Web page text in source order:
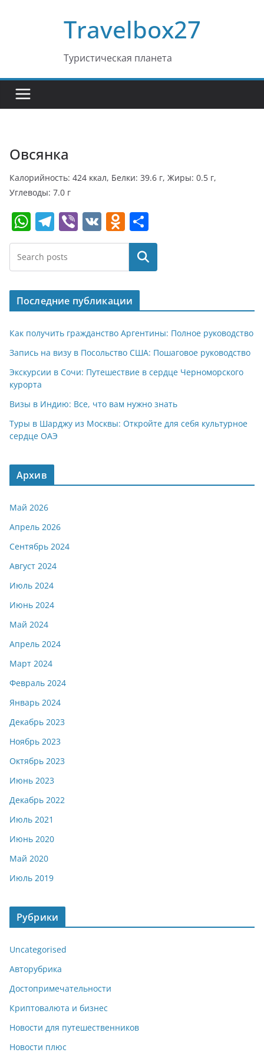
Travelbox27
Туристическая планета
Овсянка
Калорийность: 424 ккал, Белки: 39.6 г, Жиры: 0.5 г,
Углеводы: 7.0 г
W
h
at
s
A
p
p
T
el
e
gr
a
m
Vi
b
V
K
O
d
o
kl
a
ss
ni
ki
т
п
р
в
и
т
ь
Поиск
Последние публикации
Как получить гражданство Аргентины: Полное руководство
Запись на визу в Посольство США: Пошаговое руководство
Экскурсии в Сочи: Путешествие в сердце Черноморского
курорта
Визы в Индию: Все, что вам нужно знать
Туры в Шарджу из Москвы: Откройте для себя культурное
сердце ОАЭ
Архив
Май 2026
Апрель 2026
Сентябрь 2024
Август 2024
Июль 2024
Июнь 2024
Май 2024
Апрель 2024
Март 2024
Февраль 2024
Январь 2024
Декабрь 2023
Ноябрь 2023
Октябрь 2023
Июнь 2023
Декабрь 2022
Июль 2021
Июнь 2020
Май 2020
Июль 2019
Рубрики
Uncategorised
Авторубрика
Достопримечательности
Криптовалюта и бизнес
Новости для путешественников
Новости плюс